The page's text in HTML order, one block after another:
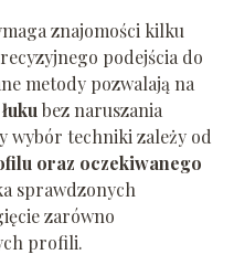
znajomości kilku
podejścia do
metody pozwalają na
bez naruszania
wybór techniki zależy od
oraz oczekiwanego
sprawdzonych
zarówno
profili.